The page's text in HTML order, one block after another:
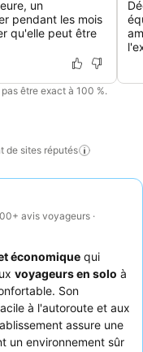
un
pendant les mois
qu'elle peut être
pas être exact à 100 %.
de sites réputés
avis voyageurs ·
économique qui
voyageurs en solo à
Son
à l'autoroute et aux
assure une
un environnement sûr